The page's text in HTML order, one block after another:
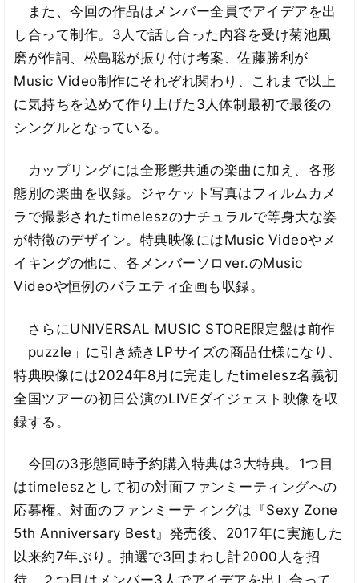
また、今回の作品はメンバー全員でアイデアを出
し合って制作。3人で話し合った内容を受け菊池風
磨が作詞、松島聡が振り付け考案、佐藤勝利が
Music Video制作にそれぞれ関わり、これまで以上
に気持ちを込めて作り上げた3人体制最初で最後の
シングルとなっている。
カップリングには全形態共通の楽曲に加え、各形
態別の楽曲を収録。ジャケット写真はフィルムカメ
ラで撮影されたtimeleszのナチュラルで等身大な姿
が特徴のデザイン。特典映像にはMusic Videoやメ
イキングの他に、各メンバーソロver.のMusic
Videoや恒例のバラエティ企画も収録。
さらにUNIVERSAL MUSIC STORE限定盤は前作
「puzzle」に引き続きLPサイズの商品仕様になり、
特典映像には2024年8月に完走したtimelesz名義初
全国ツアーの初日公演のLIVEダイジェスト映像を収
録する。
今回の3形態同時予約購入特典は3大特典。1つ目
はtimeleszとして初の対面ファンミーティングへの
応募権。対面のファンミーティングは『Sexy Zone
5th Anniversary Best』発売後、2017年に実施した
以来約7年ぶり。抽選で3回まわし計2000人を招